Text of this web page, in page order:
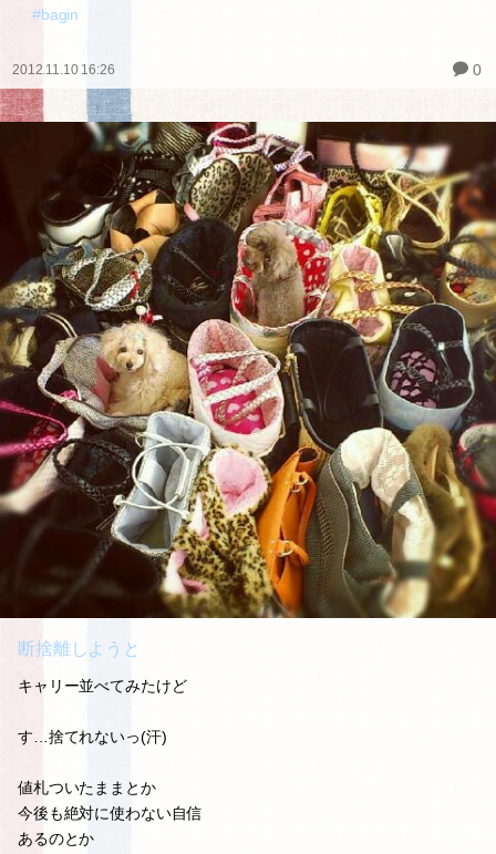
#bagin
2012.11.10 16:26 0
断捨離しようと
キャリー並べてみたけど
す…捨てれないっ(汗)
値札ついたままとか
今後も絶対に使わない自信
あるのとか